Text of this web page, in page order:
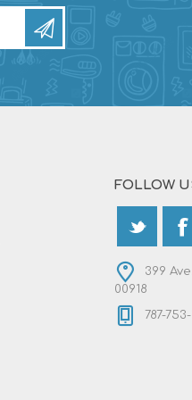
FOLLOW
399
00918
787-753-